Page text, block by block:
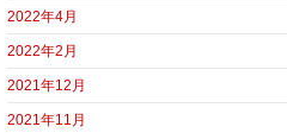
2022年4月
2022年2月
2021年12月
2021年11月